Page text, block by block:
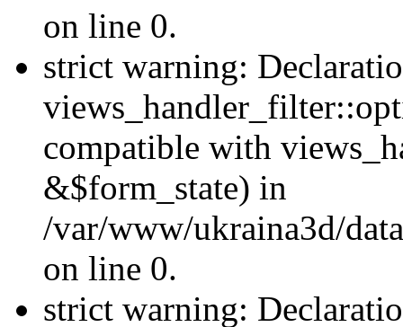
on line 0.
strict warning:
compatible with
&$form_state) in
/var/www/ukraina3d/
on line 0.
strict warning: